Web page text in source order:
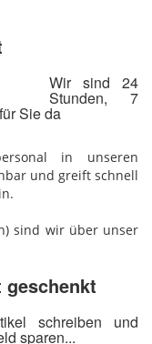
Wir sind 24
Stunden, 7
Sie da
in unseren
und greift schnell
sind wir über unser
geschenkt
schreiben und
sparen...